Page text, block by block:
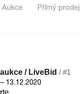
Aukce Přímý prodej
/ LiveBid / #1
13.12.2020